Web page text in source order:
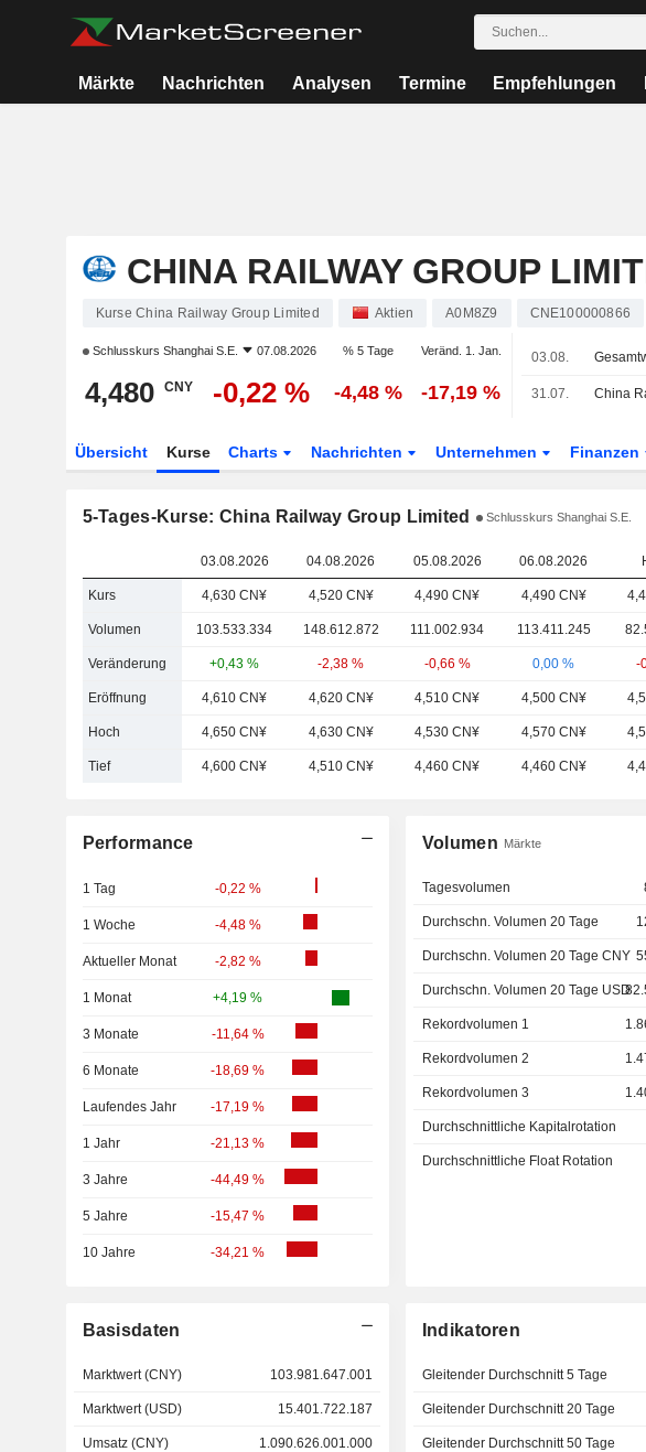
Märkte Nachrichten Analysen Termine Empfehlungen
CHINA RAILWAY GROUP
Kurse China Railway Group Limited Aktien A0M8Z9 CNE100000866
Schlusskurs Shanghai S.E. 07.08.2026 % 5 Tage Veränd. 1. Jan.
4,480 CNY -0,22 % -4,48 % -17,19 %
03.08.
31.07.
Übersicht Kurse Charts Nachrichten Unternehmen Finanzen
5-Tages-Kurse: China Railway Group Limited Schlusskurs Shanghai S.E.
03.08.2026 04.08.2026 05.08.2026 06.08.2026
Kurs 4,630 CN¥ 4,520 CN¥ 4,490 CN¥ 4,490 CN¥
Volumen 103.533.334 148.612.872 111.002.934 113.411.245
Veränderung +0,43 % -2,38 % -0,66 % 0,00 % -
Eröffnung 4,610 CN¥ 4,620 CN¥ 4,510 CN¥ 4,500 CN¥
Hoch 4,650 CN¥ 4,630 CN¥ 4,530 CN¥ 4,570 CN¥
Tief 4,600 CN¥ 4,510 CN¥ 4,460 CN¥ 4,460 CN¥
Performance
1 Tag -0,22 %
1 Woche -4,48 %
Aktueller Monat -2,82 %
1 Monat +4,19 %
3 Monate -11,64 %
6 Monate -18,69 %
Laufendes Jahr -17,19 %
1 Jahr -21,13 %
3 Jahre -44,49 %
5 Jahre -15,47 %
10 Jahre -34,21 %
Volumen Märkte
Tagesvolumen
Durchschn. Volumen 20 Tage
Durchschn. Volumen 20 Tage CNY
Durchschn. Volumen 20 Tage USD
Rekordvolumen 1
Rekordvolumen 2
Rekordvolumen 3
Durchschnittliche Kapitalrotation
Durchschnittliche Float Rotation
Basisdaten
Marktwert (CNY) 103.981.647.001
Marktwert (USD) 15.401.722.187
Umsatz (CNY) 1.090.626.001.000
Indikatoren
Gleitender Durchschnitt 5 Tage
Gleitender Durchschnitt 20 Tage
Gleitender Durchschnitt 50 Tage